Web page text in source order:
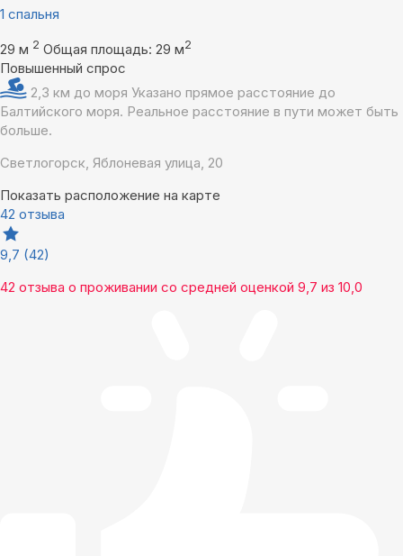
1 спальня
29 м 2 Общая площадь: 29 м2
Повышенный спрос
2,3 км до моря Указано прямое расстояние до
Балтийского моря. Реальное расстояние в пути может быть
больше.
Светлогорск, Яблоневая улица, 20
Показать расположение на карте
42 отзыва
9,7 (42)
42 отзыва о проживании со средней оценкой 9,7 из 10,0